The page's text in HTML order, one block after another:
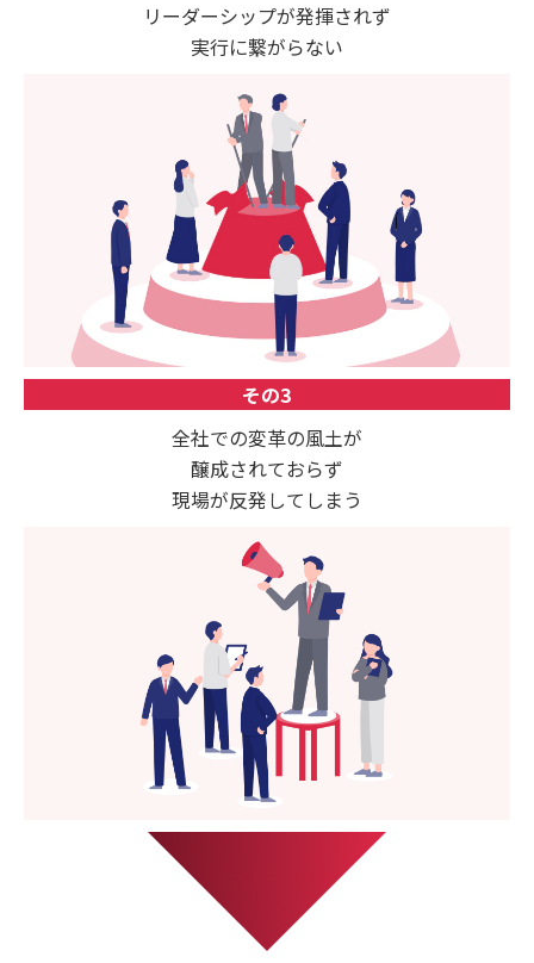
リーダーシップが発揮されず
実行に繋がらない
その3
全社での変革の風土が
醸成されておらず
現場が反発してしまう